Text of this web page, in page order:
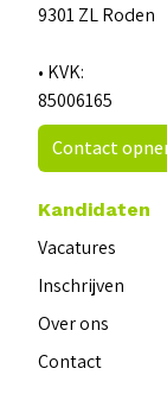
9301 ZL Roden
• KVK:
85006165
Contact
Kandidaten
Vacatures
Inschrijven
Over ons
Contact